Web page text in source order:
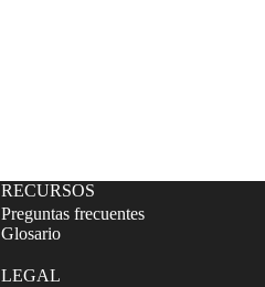
RECURSOS
Preguntas frecuentes
Glosario
LEGAL